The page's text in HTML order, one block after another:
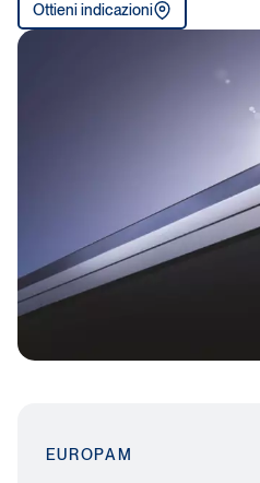
Ottieni indicazioni
EUROPAM